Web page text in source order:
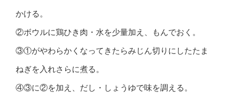
かける。
②ボウルに鶏ひき肉・水を少量加え、もんでおく。
③①がやわらかくなってきたらみじん切りにしたたま
ねぎを入れさらに煮る。
④③に②を加え、だし・しょうゆで味を調える。